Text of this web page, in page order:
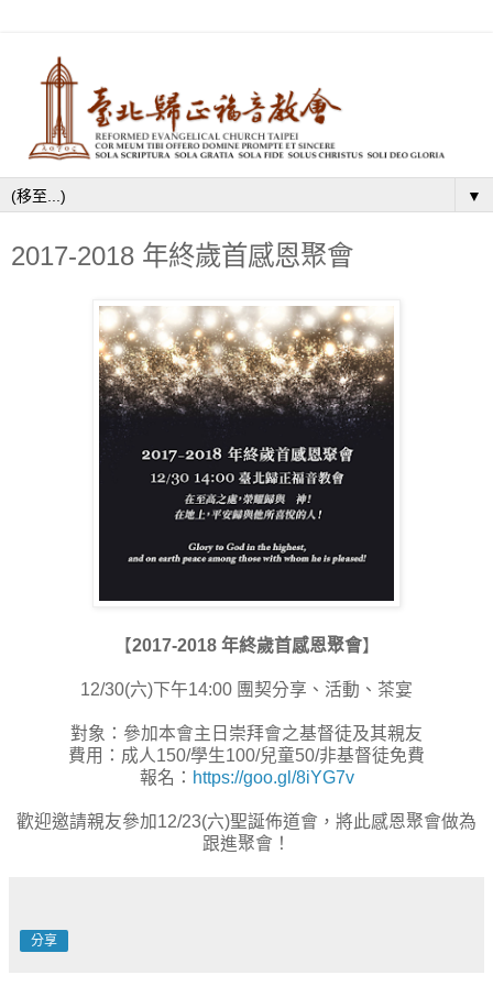
▼
2017-2018 年終歲首感恩聚會
【2017-2018 年終歲首感恩聚會】
12/30(六)下午14:00 團契分享、活動、茶宴
對象：參加本會主日崇拜會之基督徒及其親友
費用：成人150/學生100/兒童50/非基督徒免費
報名： https://goo.gl/8iYG7v
歡迎邀請親友參加12/23(六)聖誕佈道會，將此感恩聚會做為
跟進聚會！
分享